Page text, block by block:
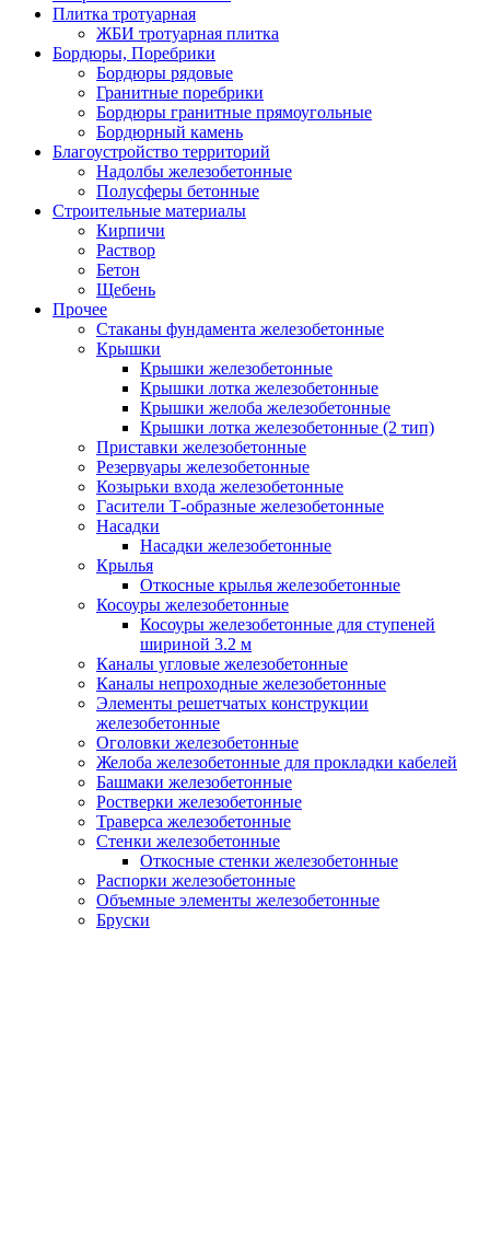
Плитка тротуарная
ЖБИ тротуарная плитка
Бордюры, Поребрики
Бордюры рядовые
Гранитные поребрики
Бордюры гранитные прямоугольные
Бордюрный камень
Благоустройство территорий
Надолбы железобетонные
Полусферы бетонные
Строительные материалы
Кирпичи
Раствор
Бетон
Щебень
Прочее
Стаканы фундамента железобетонные
Крышки
Крышки железобетонные
Крышки лотка железобетонные
Крышки желоба железобетонные
Крышки лотка железобетонные (2 тип)
Приставки железобетонные
Резервуары железобетонные
Козырьки входа железобетонные
Гасители Т-образные железобетонные
Насадки
Насадки железобетонные
Крылья
Откосные крылья железобетонные
Косоуры железобетонные
Косоуры железобетонные для ступеней
шириной 3.2 м
Каналы угловые железобетонные
Каналы непроходные железобетонные
Элементы решетчатых конструкции
железобетонные
Оголовки железобетонные
Желоба железобетонные для прокладки кабелей
Башмаки железобетонные
Ростверки железобетонные
Траверса железобетонные
Стенки железобетонные
Откосные стенки железобетонные
Распорки железобетонные
Объемные элементы железобетонные
Бруски